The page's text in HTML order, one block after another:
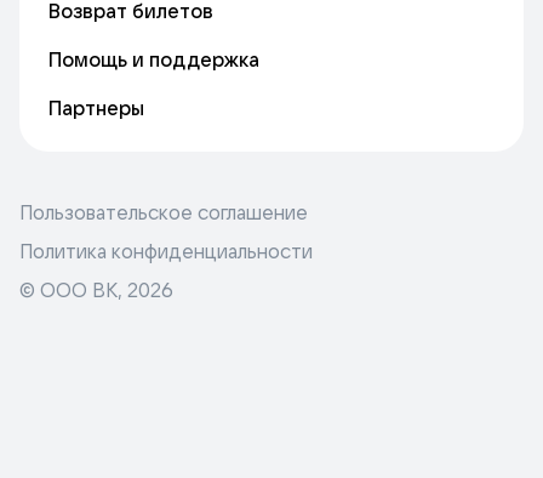
Возврат билетов
Помощь и поддержка
Партнеры
Пользовательское соглашение
Политика конфиденциальности
© ООО ВК, 2026